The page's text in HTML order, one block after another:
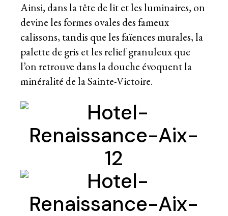
Ainsi, dans la tête de lit et les luminaires, on
devine les formes ovales des fameux
calissons, tandis que les faïences murales, la
palette de gris et les relief granuleux que
l’on retrouve dans la douche évoquent la
minéralité de la Sainte-Victoire.